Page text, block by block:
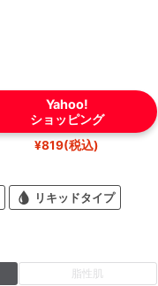
Yahoo!
ショッピング
¥819(税込)
リキッドタイプ
脂性肌